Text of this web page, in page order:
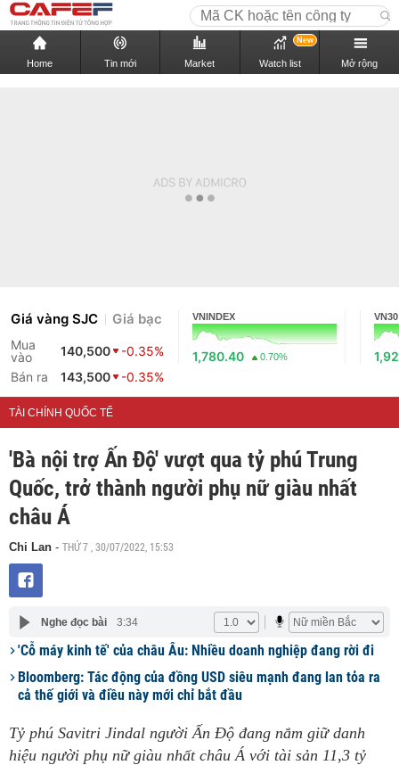
Home Tin mới Market Watch list
New
Mở rộng
Giá vàng SJC Giá bạc
Mua
vào
140,500
-0.35%
Bán ra
143,500 -0.35%
VNINDEX
1,780.40 0.70%
VN30
TÀI CHÍNH QUỐC TẾ
'Bà nội trợ Ấn Độ' vượt qua tỷ phú Trung
Quốc, trở thành người phụ nữ giàu nhất
châu Á
Chi Lan - THỨ 7 , 30/07/2022, 15:53
Nghe đọc bài 3:34
'Cỗ máy kinh tế' của châu Âu: Nhiều doanh nghiệp đang rời đi
Bloomberg: Tác động của đồng USD siêu mạnh đang lan tỏa ra
cả thế giới và điều này mới chỉ bắt đầu
Tỷ phú Savitri Jindal người Ấn Độ đang nắm giữ danh
hiệu người phụ nữ giàu nhất châu Á với tài sản 11,3 tỷ